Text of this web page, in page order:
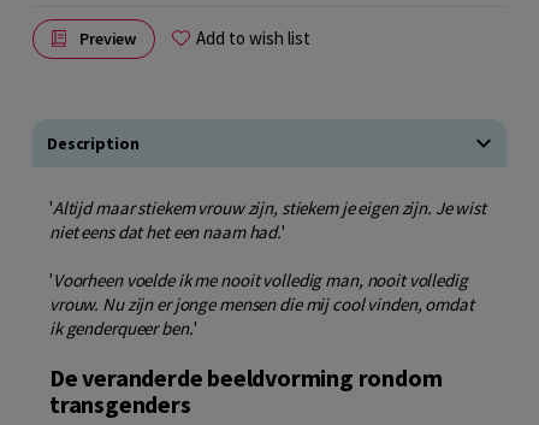
Preview Add to wish list
Description
'Altijd maar stiekem vrouw zijn, stiekem je eigen zijn. Je wist
niet eens dat het een naam had.'
'Voorheen voelde ik me nooit volledig man, nooit volledig
vrouw. Nu zijn er jonge mensen die mij cool vinden, omdat
ik genderqueer ben.'
De veranderde beeldvorming rondom
transgenders